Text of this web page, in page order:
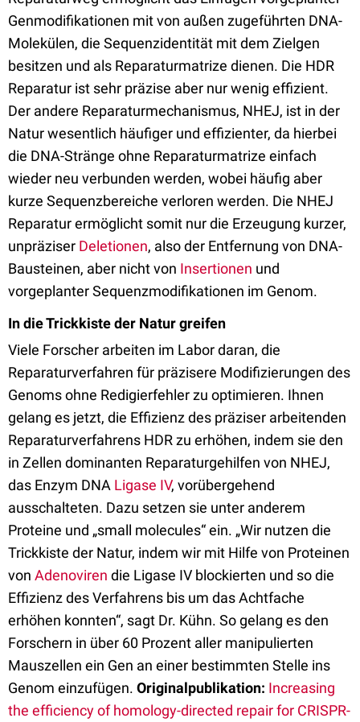
Genmodifikationen mit von außen zugeführten DNA-
Molekülen, die Sequenzidentität mit dem Zielgen
besitzen und als Reparaturmatrize dienen. Die HDR
Reparatur ist sehr präzise aber nur wenig effizient.
Der andere Reparaturmechanismus, NHEJ, ist in der
Natur wesentlich häufiger und effizienter, da hierbei
die DNA-Stränge ohne Reparaturmatrize einfach
wieder neu verbunden werden, wobei häufig aber
kurze Sequenzbereiche verloren werden. Die NHEJ
Reparatur ermöglicht somit nur die Erzeugung kurzer,
unpräziser Deletionen, also der Entfernung von DNA-
Bausteinen, aber nicht von Insertionen und
vorgeplanter Sequenzmodifikationen im Genom.
In die Trickkiste der Natur greifen
Viele Forscher arbeiten im Labor daran, die
Reparaturverfahren für präzisere Modifizierungen des
Genoms ohne Redigierfehler zu optimieren. Ihnen
gelang es jetzt, die Effizienz des präziser arbeitenden
Reparaturverfahrens HDR zu erhöhen, indem sie den
in Zellen dominanten Reparaturgehilfen von NHEJ,
das Enzym DNA Ligase IV, vorübergehend
ausschalteten. Dazu setzen sie unter anderem
Proteine und „small molecules“ ein. „Wir nutzen die
Trickkiste der Natur, indem wir mit Hilfe von Proteinen
von Adenoviren die Ligase IV blockierten und so die
Effizienz des Verfahrens bis um das Achtfache
erhöhen konnten“, sagt Dr. Kühn. So gelang es den
Forschern in über 60 Prozent aller manipulierten
Mauszellen ein Gen an einer bestimmten Stelle ins
Genom einzufügen. Originalpublikation: Increasing
the efficiency of homology-directed repair for CRISPR-